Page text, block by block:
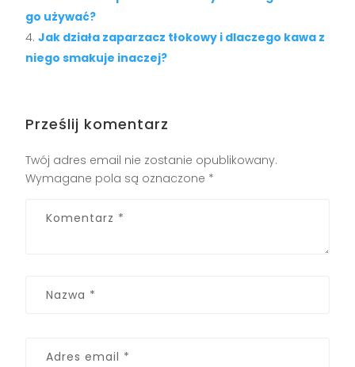
go używać?
Jak działa zaparzacz tłokowy i dlaczego kawa z
niego smakuje inaczej?
Prześlij komentarz
Twój adres email nie zostanie opublikowany.
Wymagane pola są oznaczone *